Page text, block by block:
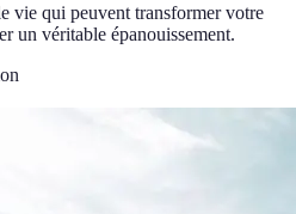
vie qui peuvent transformer votre
un véritable épanouissement.